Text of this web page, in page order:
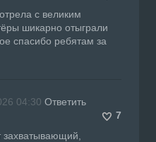
с великим
шикарно отыграли
спасибо ребятам за
04:30 Ответить
7